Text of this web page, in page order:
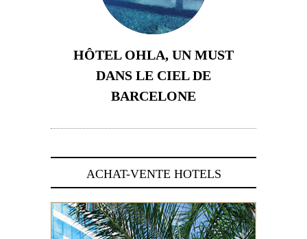
HÔTEL OHLA, UN MUST
DANS LE CIEL DE
BARCELONE
ACHAT-VENTE HOTELS